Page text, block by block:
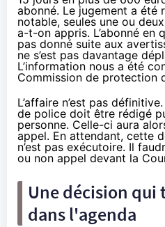
abonné. Le jugement a été
notable, seules une ou
a-t-on appris. L’abonné en
pas donné suite aux
ne s’est pas davantage
L’information nous a été
Commission de protection
L’affaire n’est pas
de police doit être rédigé
personne. Celle-ci aura
appel. En attendant, cette
n’est pas exécutoire. Il
ou non appel devant la
Une décision qui
dans l'agenda